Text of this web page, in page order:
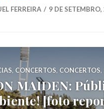
FERREIRA 9 DE
, CONCERTOS, CONCERTOS,
MAIDEN:
[foto